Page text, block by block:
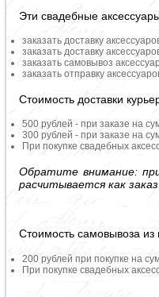
Эти свадебные
заказать доставку
заказать доставку
заказать самовывоз
заказать отправку
Стоимость доставки
500 рублей - при заказе на
300 рублей - при заказе на
При покупке свадебных
Обратите внимание:
расчитывается как
Стоимость самовывоза из
200 рублей при покупке на
При покупке свадебных